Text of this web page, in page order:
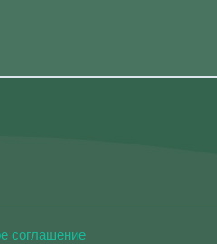
соглашение